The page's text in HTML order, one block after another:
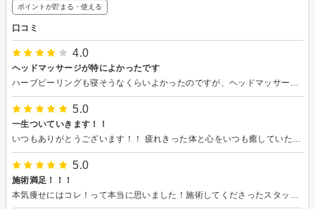
ポイントが貯まる・使える
口コミ
4.0
ヘッドマッサージが特によかったです
5.0
一生ついていきます！！
5.0
施術満足！！！